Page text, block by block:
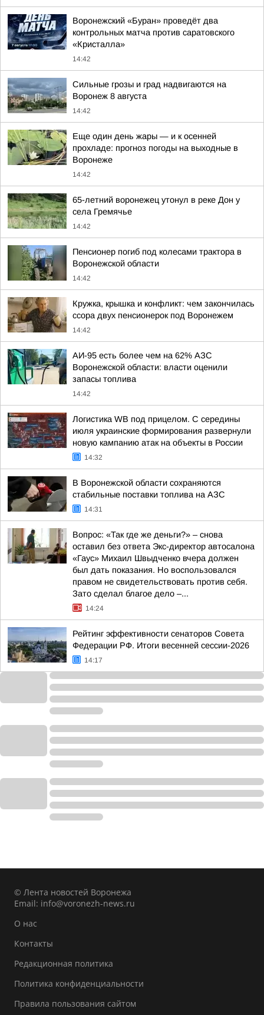
Воронежский «Буран» проведёт два
контрольных матча против саратовского
«Кристалла»
14:42
Сильные грозы и град надвигаются на
Воронеж 8 августа
14:42
Еще один день жары — и к осенней
прохладе: прогноз погоды на выходные в
Воронеже
14:42
65-летний воронежец утонул в реке Дон у
села Гремячье
14:42
Пенсионер погиб под колесами трактора в
Воронежской области
14:42
Кружка, крышка и конфликт: чем закончилась
ссора двух пенсионерок под Воронежем
14:42
АИ-95 есть более чем на 62% АЗС
Воронежской области: власти оценили
запасы топлива
14:42
Логистика WB под прицелом. С середины
июля украинские формирования развернули
новую кампанию атак на объекты в России
14:32
В Воронежской области сохраняются
стабильные поставки топлива на АЗС
14:31
Вопрос: «Так где же деньги?» – снова
оставил без ответа Экс-директор автосалона
«Гаус» Михаил Швыдченко вчера должен
был дать показания. Но воспользовался
правом не свидетельствовать против себя.
Зато сделал благое дело –...
14:24
Рейтинг эффективности сенаторов Совета
Федерации РФ. Итоги весенней сессии-2026
14:17
© Лента новостей Воронежа
Email: info@voronezh-news.ru
О нас
Контакты
Редакционная политика
Политика конфиденциальности
Правила пользования сайтом